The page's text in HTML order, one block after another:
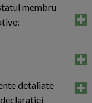
membru
detaliate